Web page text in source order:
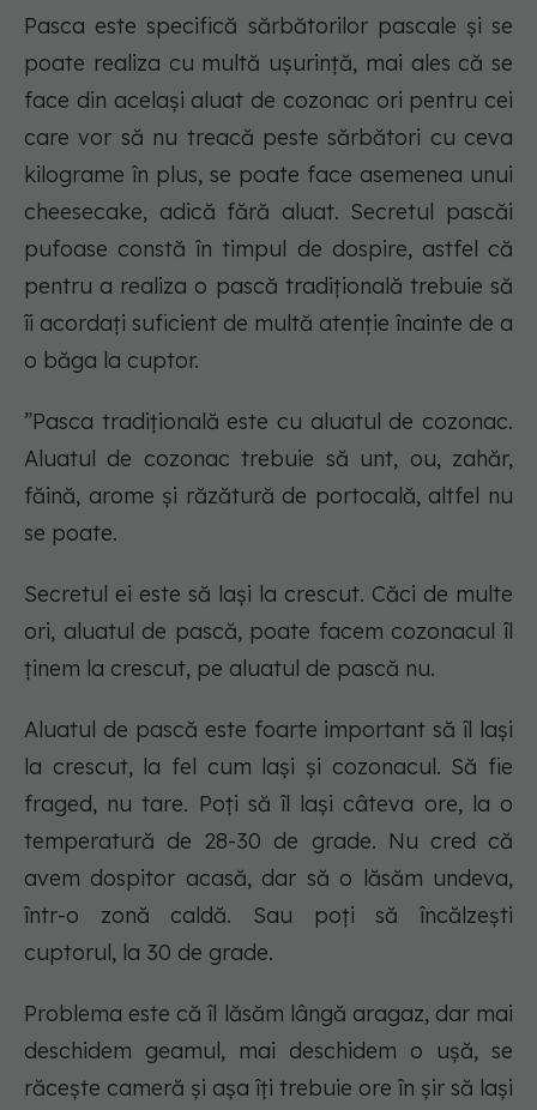
Pasca este specifică sărbătorilor pascale și se
poate realiza cu multă ușurință, mai ales că se
face din același aluat de cozonac ori pentru cei
care vor să nu treacă peste sărbători cu ceva
kilograme în plus, se poate face asemenea unui
cheesecake, adică fără aluat. Secretul pascăi
pufoase constă în timpul de dospire, astfel că
pentru a realiza o pască tradițională trebuie să
îi acordați suficient de multă atenție înainte de a
o băga la cuptor.
”Pasca tradițională este cu aluatul de cozonac.
Aluatul de cozonac trebuie să unt, ou, zahăr,
făină, arome și răzătură de portocală, altfel nu
se poate.
Secretul ei este să lași la crescut. Căci de multe
ori, aluatul de pască, poate facem cozonacul îl
ținem la crescut, pe aluatul de pască nu.
Aluatul de pască este foarte important să îl lași
la crescut, la fel cum lași și cozonacul. Să fie
fraged, nu tare. Poți să îl lași câteva ore, la o
temperatură de 28-30 de grade. Nu cred că
avem dospitor acasă, dar să o lăsăm undeva,
într-o zonă caldă. Sau poți să încălzești
cuptorul, la 30 de grade.
Problema este că îl lăsăm lângă aragaz, dar mai
deschidem geamul, mai deschidem o ușă, se
răcește cameră și așa îți trebuie ore în șir să lași